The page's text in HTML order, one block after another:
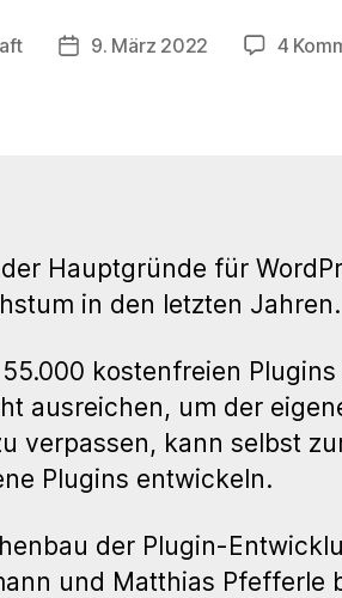
Veröffentlichungsdatum
9. März 2022 4
Hauptgründe für
in den letzten Jahren.
kostenfreien
ausreichen, um der
verpassen, kann selbst
Plugins entwickeln.
der Plugin-
und Matthias Pfefferle